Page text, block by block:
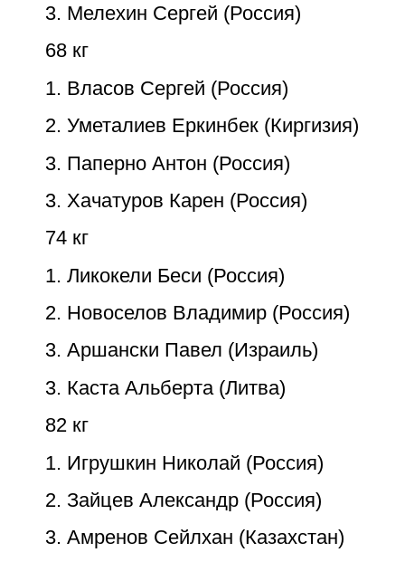
3. Мелехин Сергей (Россия)
68 кг
1. Власов Сергей (Россия)
2. Уметалиев Еркинбек (Киргизия)
3. Паперно Антон (Россия)
3. Хачатуров Карен (Россия)
74 кг
1. Ликокели Беси (Россия)
2. Новоселов Владимир (Россия)
3. Аршански Павел (Израиль)
3. Каста Альберта (Литва)
82 кг
1. Игрушкин Николай (Россия)
2. Зайцев Александр (Россия)
3. Амренов Сейлхан (Казахстан)